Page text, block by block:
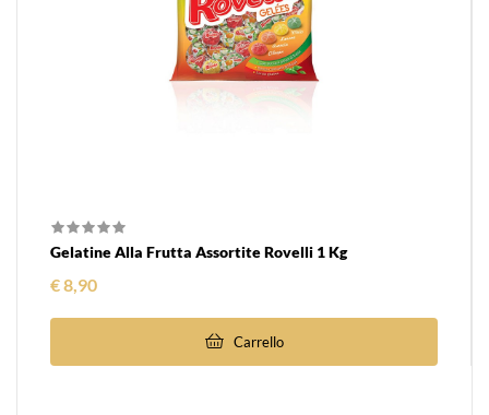
Gelatine Alla Frutta Assortite Rovelli 1 Kg
Prezzo
€ 8,90
Carrello